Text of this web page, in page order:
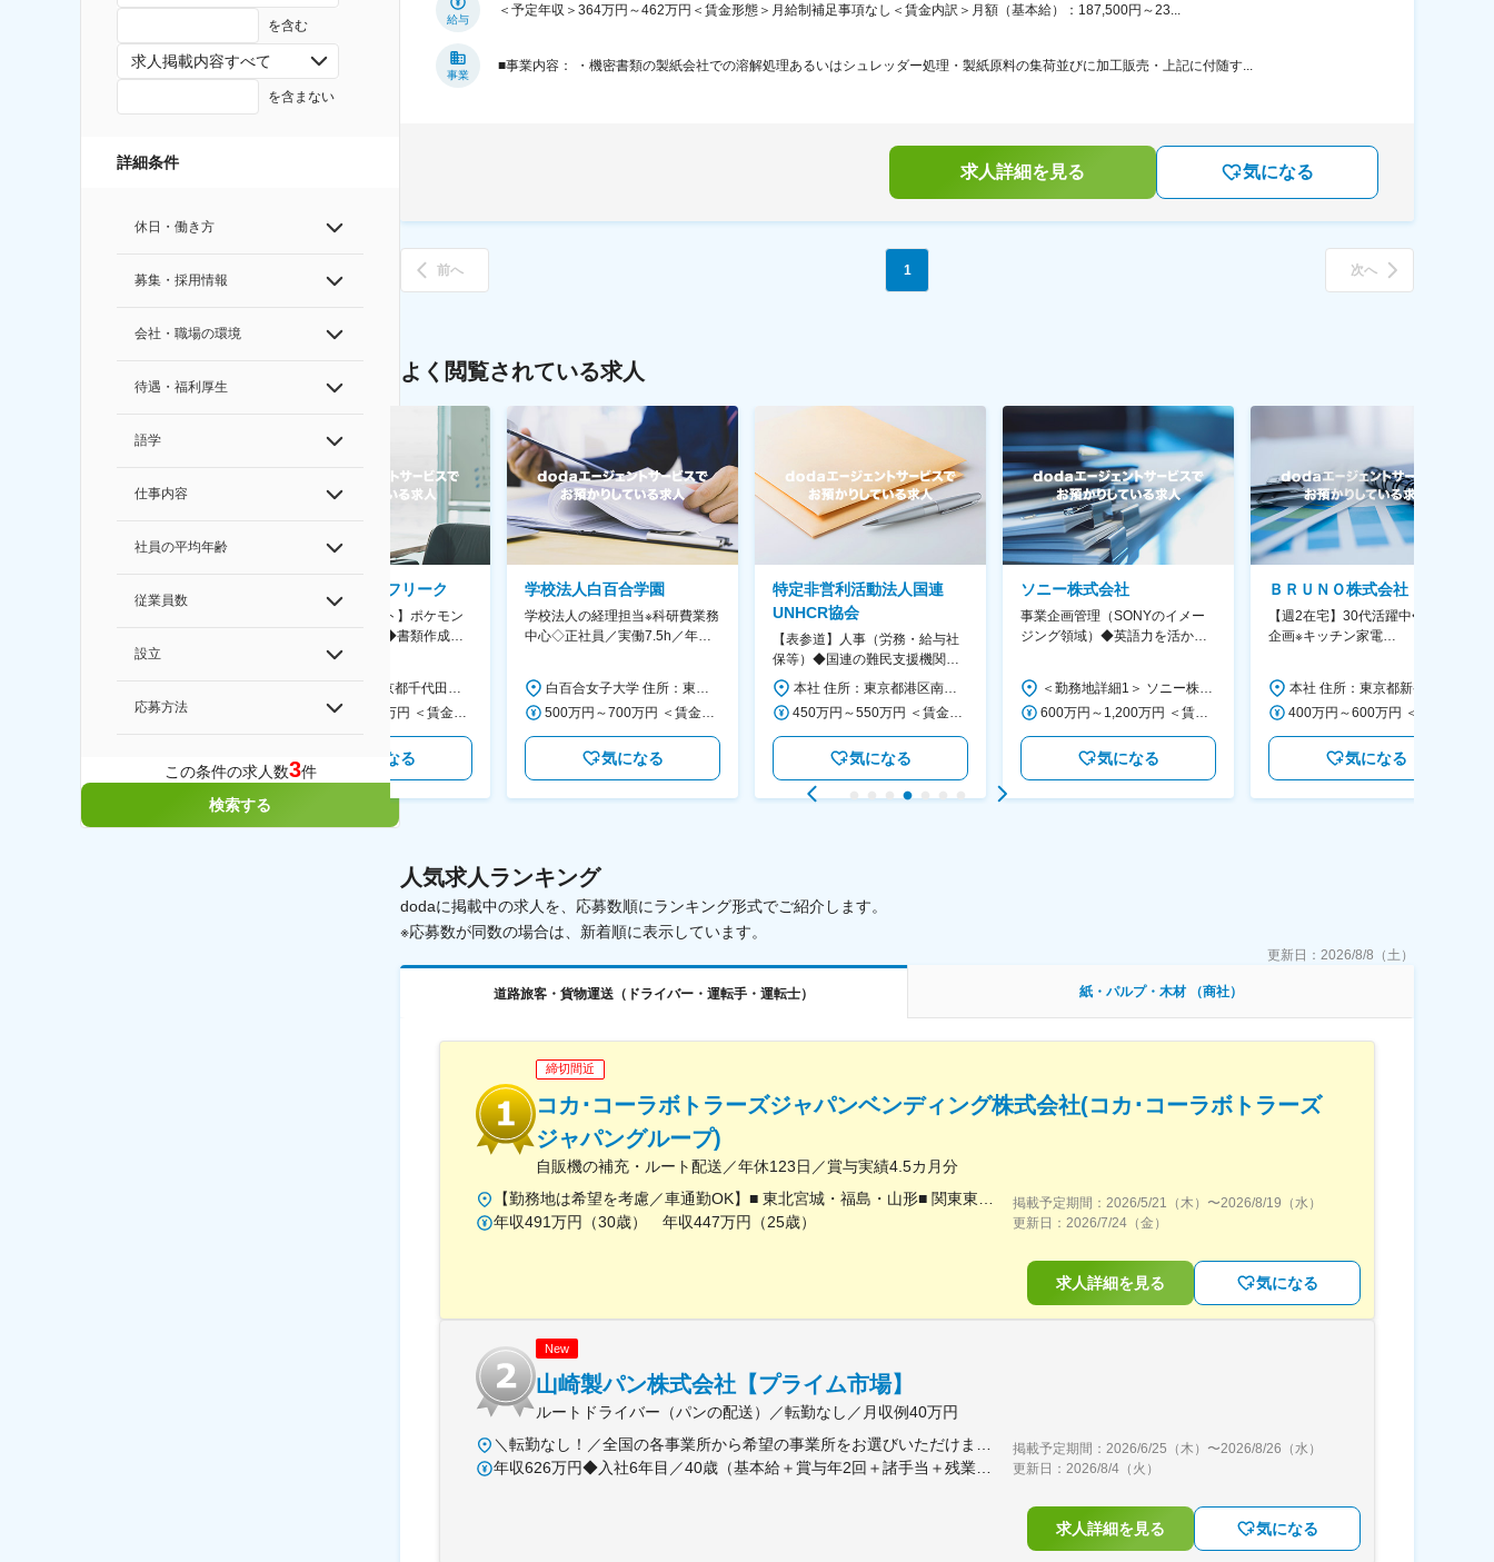
を含む
求人掲載内容すべて
を含まない
詳細条件
休日・働き方
募集・採用情報
会社・職場の環境
待遇・福利厚生
語学
仕事内容
社員の平均年齢
従業員数
設立
応募方法
この条件の求人数3件
検索する
給与
＜予定年収＞364万円～462万円＜賃金形態＞月給制補足事項なし＜賃金内訳＞月額（基本給）：187,500円～23...
事業
■事業内容： ・機密書類の製紙会社での溶解処理あるいはシュレッダー処理・製紙原料の集荷並びに加工販売・上記に付随す...
求人詳細を見る 気になる
前へ 1 次へ
よく閲覧されている求人
やDXに向けたシステム利用等～
株式会社ゲームフリーク
【庶務アシスタント】ポケモン
シリーズ開発企業◆書類作成・
データ入力など◆年休126日・
本社 住所：東京都千代田区神田錦町2-2-1 KANDASQUARE 受動喫煙対策：屋内全面禁煙 変更の範囲：会社の定める事業所
350万円～500万円 ＜賃金形態＞ 月給制 ＜賃金内訳＞ 月額（基本給）：215,000円～307,000円 固定残業手当/月：76,700円～110,000円（固定残業時間45時間0分/月） 超過した時間外労働の残業手当は追加支給 ＜月給＞ 291,700円～417,000円（一律手当を含む） ＜昇給有無＞ 有 ＜残業手当＞ 有 ＜給与補足＞ ※経験・能力を考慮の上、年齢に関わりなく当社規定により優遇します。 賃金はあくまでも目安の金額であり、選考を通じて上下する可能性があります。 月給(月額)は固定手当を含めた表記です。
気になる
学校法人白百合学園
学校法人の経理担当※科研費業務
中心◇正社員／実働7.5h／年休
大学
白百合女子大学 住所：東京都調布市緑ヶ丘1-25 勤務地最寄駅：京王線／仙川駅 受動喫煙対策：屋内全面禁煙 変更の範囲：会社の定める事業所
500万円～700万円 ＜賃金形態＞ 月給制 ＜賃金内訳＞ 月額（基本給）：280,000円～430,000円 ＜月給＞ 280,000円～430,000円 ＜昇給有無＞ 有 ＜残業手当＞ 有 ＜給与補足＞ ※年齢・過去の経験に基づき、本学規定に合わせ決定 【残業手当】有 /残業時間に応じて全額支給（※想定年収に含む） 【各種手当】扶養手当/住宅手当/通勤手当 等 【賞与】年2回（6月、12月） 【昇給】年1回（4月） 賃金はあくまでも目安の金額であり、選考を通じて上下する可能性があります。 月給(月額)は固定手当を含めた表記です。
気になる
特定非営利活動法人国連
UNHCR協会
【表参道】人事（労務・給与社
保等）◆国連の難民支援機関の
活動を支える日本公式支援窓口
◆正職員登用前提
本社 住所：東京都港区南青山6-10-11 ウェスレーセンター3F 勤務地最寄駅：地下鉄各線／表参道駅 受動喫煙対策：屋内全面禁煙 変更の範囲：会社の定める事業所（リモートワーク含む）
450万円～550万円 ＜賃金形態＞ 月給制 ＜賃金内訳＞ 月額（基本給）：340,000円～420,000円 ＜月給＞ 340,000円～420,000円 ＜昇給有無＞ 有 ＜残業手当＞ 有 ＜給与補足＞ ※能力・経験によって決定します。 ■賞与あり（業績評価に応じて支給） 賃金はあくまでも目安の金額であり、選考を通じて上下する可能性があります。 月給(月額)は固定手当を含めた表記です。
気になる
ソニー株式会社
事業企画管理（SONYのイメー
ジング領域）◆英語力を活か
＜勤務地詳細1＞ ソニー株式会社 住所：神奈川県横浜市西区みなとみらい5-1-1 受動喫煙対策：屋内全面禁煙 ＜勤務地詳細2＞ ソニーシティ大崎 住所：東京都品川区大崎2-10-1 勤務地最寄駅：JR線／大崎駅 受動喫煙対策：屋内全面禁煙 変更の範囲：会社の定める事業所（リモートワーク含む）
600万円～1,200万円 ＜賃金形態＞ 月給制 ＜賃金内訳＞ 月額（基本給）：350,000円～500,000円 ＜月給＞ 350,000円～500,000円 ＜昇給有無＞ 有 ＜残業手当＞ 有 ＜給与補足＞ ※年収は経験や能力を考慮の上、当社規定により決定します。 賃金はあくまでも目安の金額であり、選考を通じて上下する可能性があります。 月給(月額)は固定手当を含めた表記です。
気になる
ＢＲＵＮＯ株式会社
【週2在宅】30代活躍中◆商品
企画※キッチン家電
画～調達／働き方◎
気になる
人気求人ランキング
dodaに掲載中の求人を、応募数順にランキング形式でご紹介します。
※応募数が同数の場合は、新着順に表示しています。
更新日： 2026/8/8（土）
道路旅客・貨物運送（ドライバー・運転手・運転士） 紙・パルプ・木材 （商社）
締切間近
コカ･コーラボトラーズジャパンベンディング株式会社(コカ･コーラボトラーズ
ジャパングループ)
自販機の補充・ルート配送／年休123日／賞与実績4.5カ月分
【勤務地は希望を考慮／車通勤OK】■ 東北宮城・福島・山形■ 関東東京・埼玉・神奈川・千葉・群馬・栃木・茨城・山梨■ 北信越新潟■ 東海静岡・岐阜・愛知・三重■ 近畿滋賀・奈良・和歌山・大阪・京都・兵庫■中国・四国岡山・香川・徳島・高知・広島・山口■ 九州福岡・熊本・大分・宮崎・鹿児島・長崎・佐賀※一部、自社敷地内に駐車場がない拠点では、ご自身で駐車場を手配していただきます。※受動喫煙対策あり
年収491万円（30歳） 年収447万円（25歳）
掲載予定期間： 2026/5/21（木） 〜2026/8/19（水）
更新日： 2026/7/24（金）
求人詳細を見る 気になる
New
山崎製パン株式会社【プライム市場】
ルートドライバー（パンの配送）／転勤なし／月収例40万円
＼転勤なし！／全国の各事業所から希望の事業所をお選びいただけます。※U・Iターン歓迎！※自動車通勤OK★準中型運転免許の取得もサポート♪準中型運転免許をお持ちでない方については、実習期間中に準中型運転免許を取得していただきます。もちろん取得費用は会社負担！教習所へ通う時間も勤務時間として取り扱います。＼★引越費用を最大10万円まで補助！／「新しい場所で働きたい」という方を応援します！入社に伴う転居が必要な場合は、引越費用を最大10万円まで会社が補助。新生活のスタートをサポートします！制度の詳細については、お気軽にご相談ください！
年収626万円◆入社6年目／40歳（基本給＋賞与年2回＋諸手当＋残業・深夜手当） 年収519万円◆入社1年目／35歳（基本給＋賞与年2回＋諸手当＋残業・深夜手当）
掲載予定期間： 2026/6/25（木） 〜2026/8/26（水）
更新日： 2026/8/4（火）
求人詳細を見る 気になる